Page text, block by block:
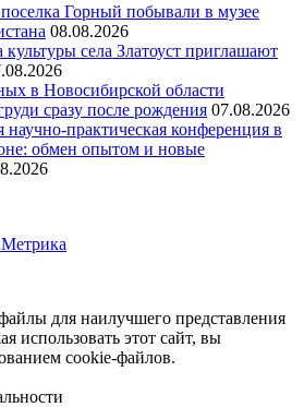
Горный побывали в музее
08.08.2026
села Златоуст приглашают
в Новосибирской области
сразу после рождения 07.08.2026
конференция в
обмен опытом и новые
для наилучшего представления
использовать этот сайт, вы
cookie-файлов.